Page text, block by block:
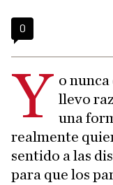
0
Y o
llevo
una
realmente
sentido a las
para que los